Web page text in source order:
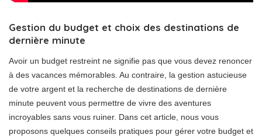
Gestion du budget et choix des destinations de
dernière minute
Avoir un budget restreint ne signifie pas que vous devez renoncer
à des vacances mémorables. Au contraire, la gestion astucieuse
de votre argent et la recherche de destinations de dernière
minute peuvent vous permettre de vivre des aventures
incroyables sans vous ruiner. Dans cet article, nous vous
proposons quelques conseils pratiques pour gérer votre budget et